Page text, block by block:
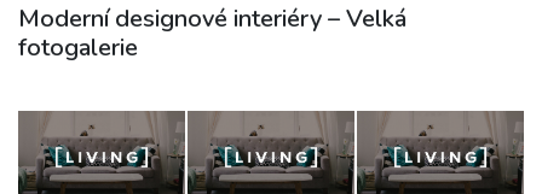
Moderní designové interiéry – Velká
fotogalerie